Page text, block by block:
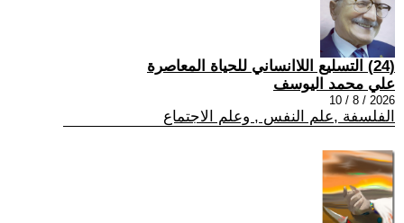
(24) التسليع اللاانساني للحياة المعاصرة
علي محمد اليوسف
2026 / 8 / 10
الفلسفة ,علم النفس , وعلم الاجتماع